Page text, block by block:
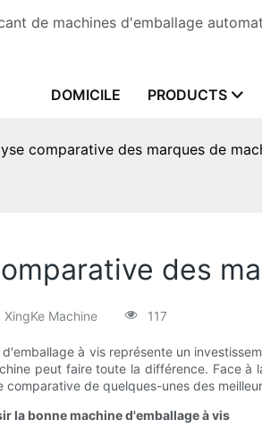
de machines d'emballage
DOMICILE PRODUCTS
comparative des marques de
des
XingKe Machine 117
à vis représente un
peut faire toute la différence. Face
comparative de quelques-unes des
la bonne machine d'emballage à vis